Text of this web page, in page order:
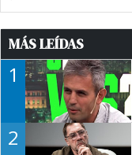
MÁS LEÍDAS
1
2